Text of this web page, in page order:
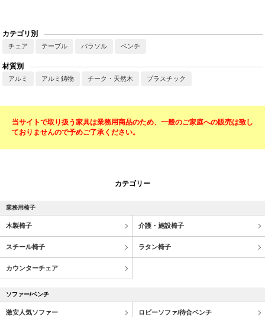
カテゴリ別
チェア テーブル パラソル ベンチ
材質別
アルミ アルミ鋳物 チーク・天然木 プラスチック
当サイトで取り扱う家具は業務用商品のため、一般のご家庭への販売は致し
ておりませんので予めご了承ください。
カテゴリー
業務用椅子
木製椅子 介護・施設椅子
スチール椅子 ラタン椅子
カウンターチェア
ソファー/ベンチ
激安人気ソファー ロビーソファ/待合ベンチ